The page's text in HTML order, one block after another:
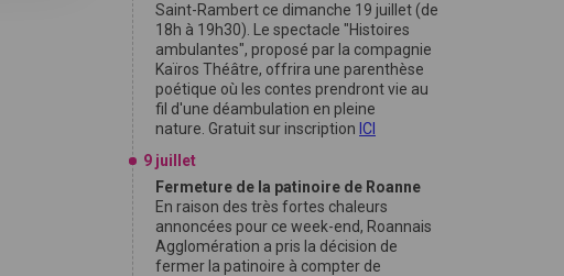
Saint-Rambert ce dimanche 19 juillet (de
18h à 19h30). Le spectacle "Histoires
ambulantes", proposé par la compagnie
Kaïros Théâtre, offrira une parenthèse
poétique où les contes prendront vie au
fil d'une déambulation en pleine
nature. Gratuit sur inscription ICI
9 juillet
Fermeture de la patinoire de Roanne
En raison des très fortes chaleurs
annoncées pour ce week-end, Roannais
Agglomération a pris la décision de
fermer la patinoire à compter de